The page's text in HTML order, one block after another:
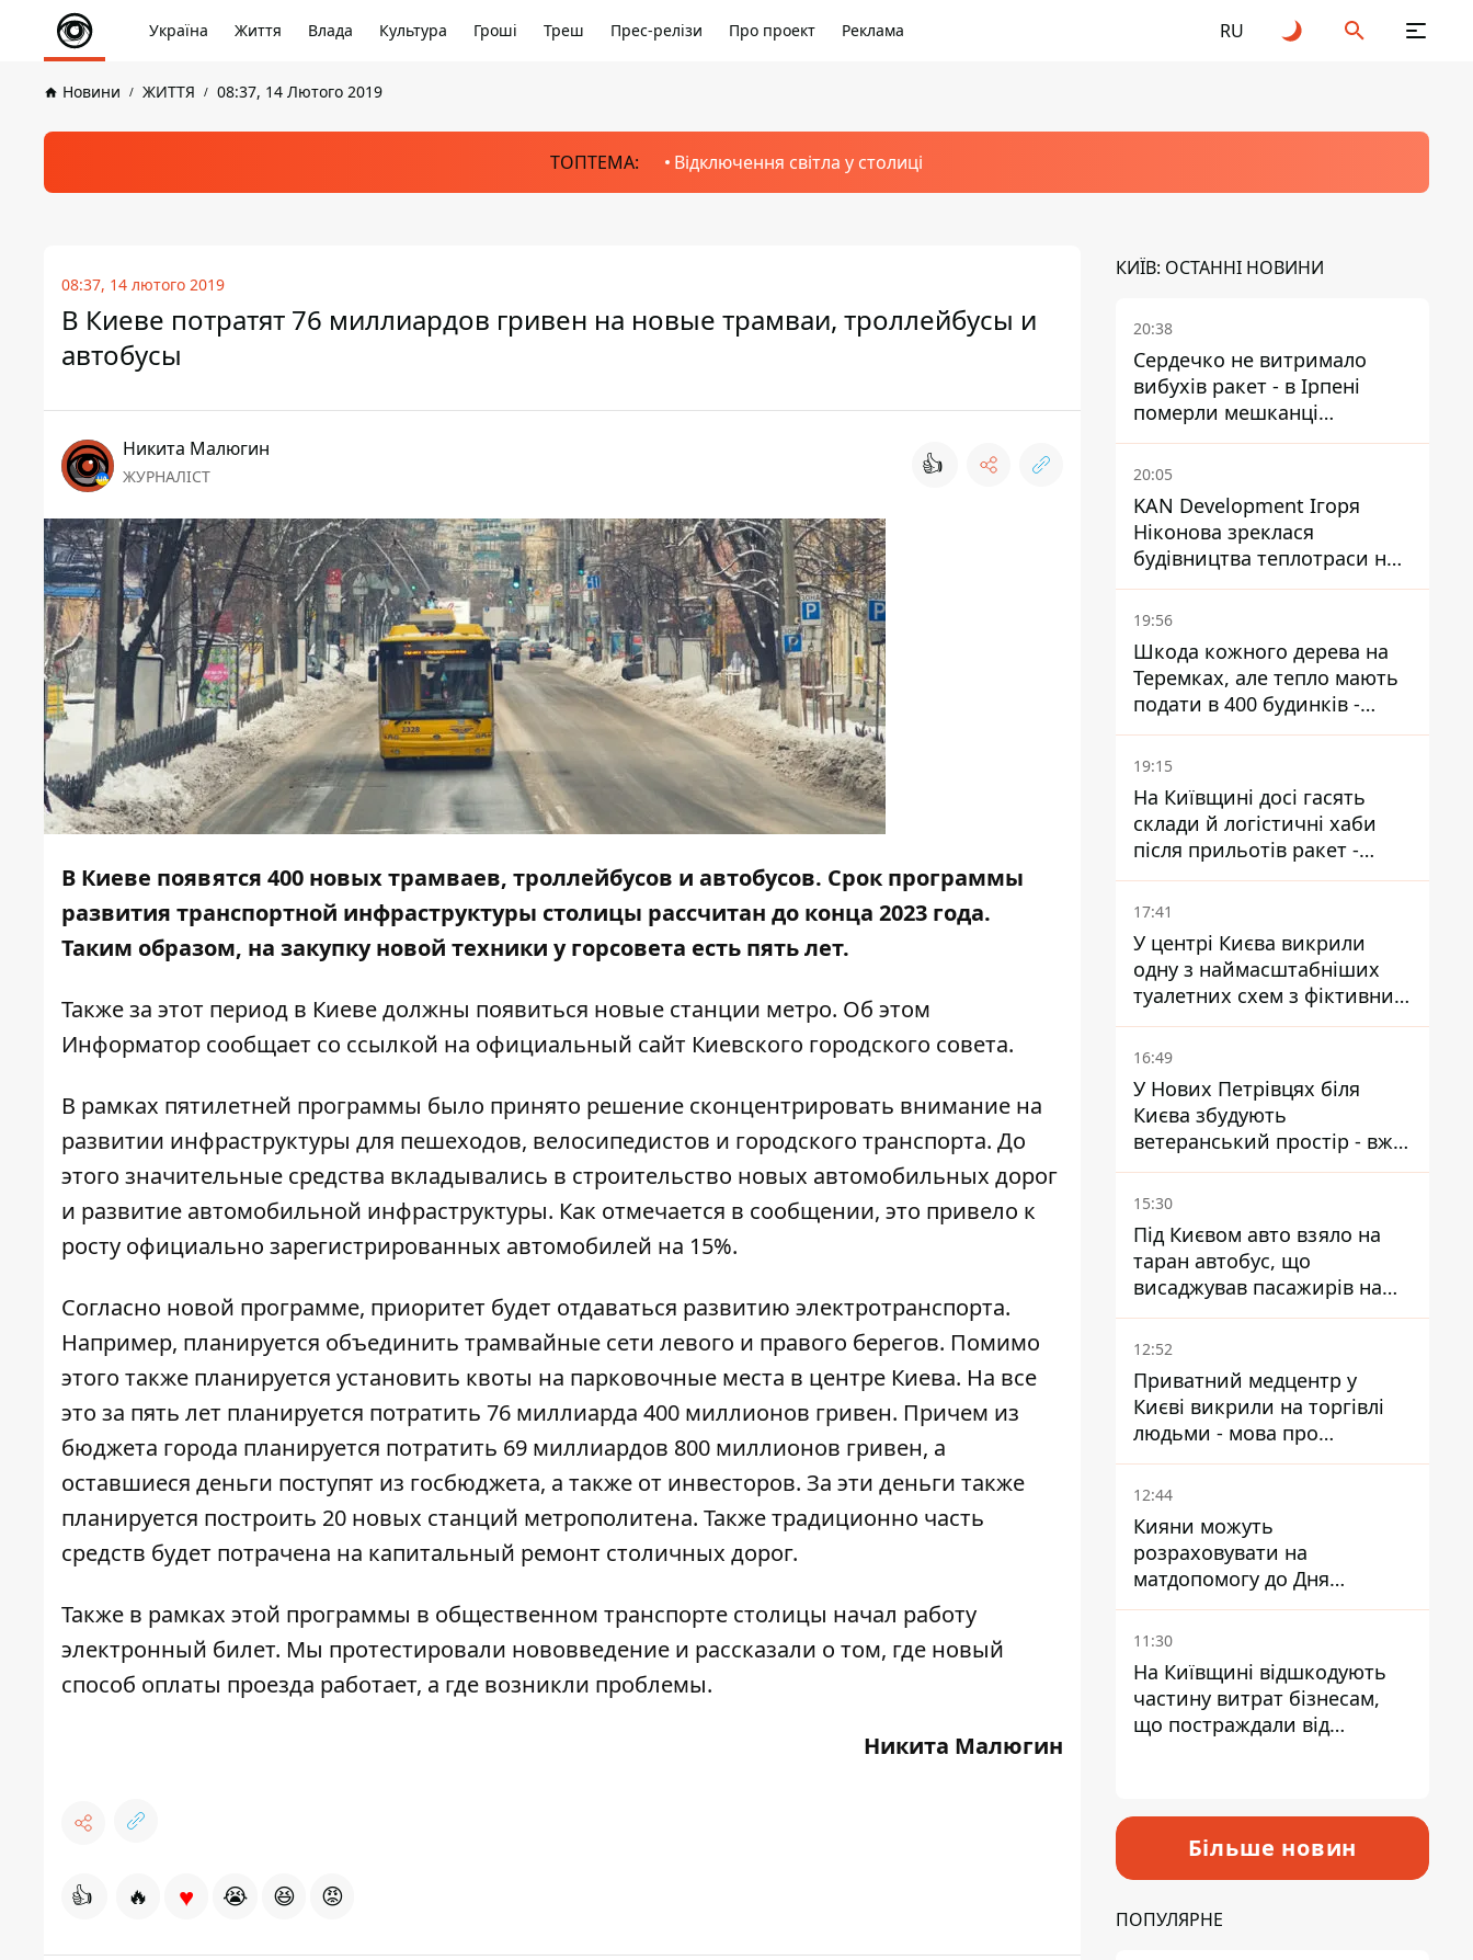
Україна Життя Влада Культура Гроші Треш Прес-релізи Про проект Реклама RU
Новини ЖИТТЯ 08:37, 14 Лютого 2019
ТОПТЕМА: Відключення світла у столиці
08:37, 14 лютого 2019
В Киеве потратят 76 миллиардов гривен на новые трамваи, троллейбусы и
автобусы
Никита Малюгин
ЖУРНАЛІСТ 👍
В Киеве появятся 400 новых трамваев, троллейбусов и автобусов. Срок программы
развития транспортной инфраструктуры столицы рассчитан до конца 2023 года.
Таким образом, на закупку новой техники у горсовета есть пять лет.
Также за этот период в Киеве должны появиться новые станции метро. Об этом
Информатор сообщает со ссылкой на официальный сайт Киевского городского совета.
В рамках пятилетней программы было принято решение сконцентрировать внимание на
развитии инфраструктуры для пешеходов, велосипедистов и городского транспорта. До
этого значительные средства вкладывались в строительство новых автомобильных дорог
и развитие автомобильной инфраструктуры. Как отмечается в сообщении, это привело к
росту официально зарегистрированных автомобилей на 15%.
Согласно новой программе, приоритет будет отдаваться развитию электротранспорта.
Например, планируется объединить трамвайные сети левого и правого берегов. Помимо
этого также планируется установить квоты на парковочные места в центре Киева. На все
это за пять лет планируется потратить 76 миллиарда 400 миллионов гривен. Причем из
бюджета города планируется потратить 69 миллиардов 800 миллионов гривен, а
оставшиеся деньги поступят из госбюджета, а также от инвесторов. За эти деньги также
планируется построить 20 новых станций метрополитена. Также традиционно часть
средств будет потрачена на капитальный ремонт столичных дорог.
Также в рамках этой программы в общественном транспорте столицы начал работу
электронный билет. Мы протестировали нововведение и рассказали о том, где новый
способ оплаты проезда работает, а где возникли проблемы.
Никита Малюгин
👍 🔥 ♥ 😭 😆 😡
КИЇВ: ОСТАННІ НОВИНИ
20:38
Сердечко не витримало
вибухів ракет - в Ірпені
померли мешканці
притулку для собак з
інвалідністю
20:05
KAN Development Ігоря
Ніконова зреклася
будівництва теплотраси на
Теремках
19:56
Шкода кожного дерева на
Теремках, але тепло мають
подати в 400 будинків -
депутатка Київради
19:15
На Київщині досі гасять
склади й логістичні хаби
після прильотів ракет -
ДСНС
17:41
У центрі Києва викрили
одну з наймасштабніших
туалетних схем з фіктивним
будинком
16:49
У Нових Петрівцях біля
Києва збудують
ветеранський простір - вже
знайшли проєктанта
15:30
Під Києвом авто взяло на
таран автобус, що
висаджував пасажирів на
зупинці - пасажирка в
лікарні
12:52
Приватний медцентр у
Києві викрили на торгівлі
людьми - мова про
сурогатне материнство
12:44
Кияни можуть
розраховувати на
матдопомогу до Дня
незалежності - кому її
дадуть
11:30
На Київщині відшкодують
частину витрат бізнесам,
що постраждали від
Більше новин
ПОПУЛЯРНЕ